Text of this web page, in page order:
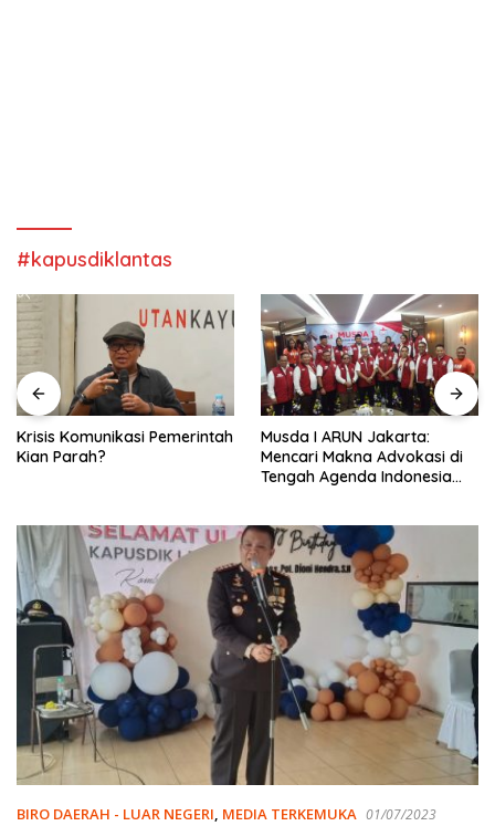
#kapusdiklantas
Krisis Komunikasi Pemerintah
Kian Parah?
Musda I ARUN Jakarta:
Mencari Makna Advokasi di
Tengah Agenda Indonesia
BIRO DAERAH - LUAR NEGERI, MEDIA TERKEMUKA 01/07/2023